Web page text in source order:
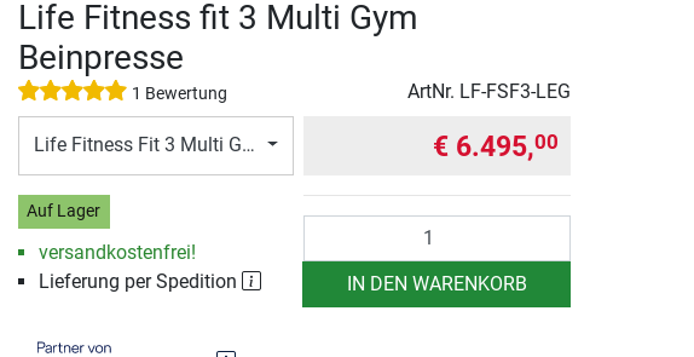
Life Fitness fit 3 Multi Gym
Beinpresse
1 Bewertung ArtNr. LF-FSF3-LEG
Life Fitness Fit 3 Multi Gym Beinpresse
Auf Lager
versandkostenfrei!
Lieferung per Spedition
€ 6.495,00
IN DEN WARENKORB